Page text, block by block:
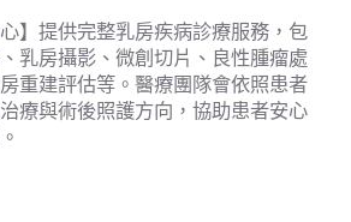
心】提供完整乳房疾病診療服務，包
乳房攝影、微創切片、良性腫瘤處
重建評估等。醫療團隊會依照患者
療與術後照護方向，協助患者安心